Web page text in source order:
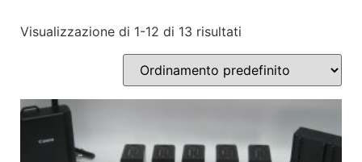
Visualizzazione di 1-12 di 13 risultati